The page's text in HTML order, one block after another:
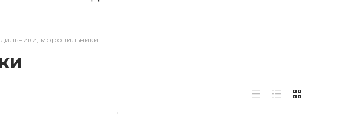
морозильники